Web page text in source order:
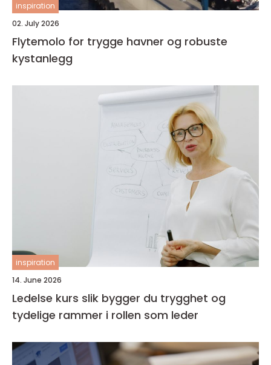
inspiration
02. July 2026
Flytemolo for trygge havner og robuste
kystanlegg
inspiration
14. June 2026
Ledelse kurs slik bygger du trygghet og
tydelige rammer i rollen som leder